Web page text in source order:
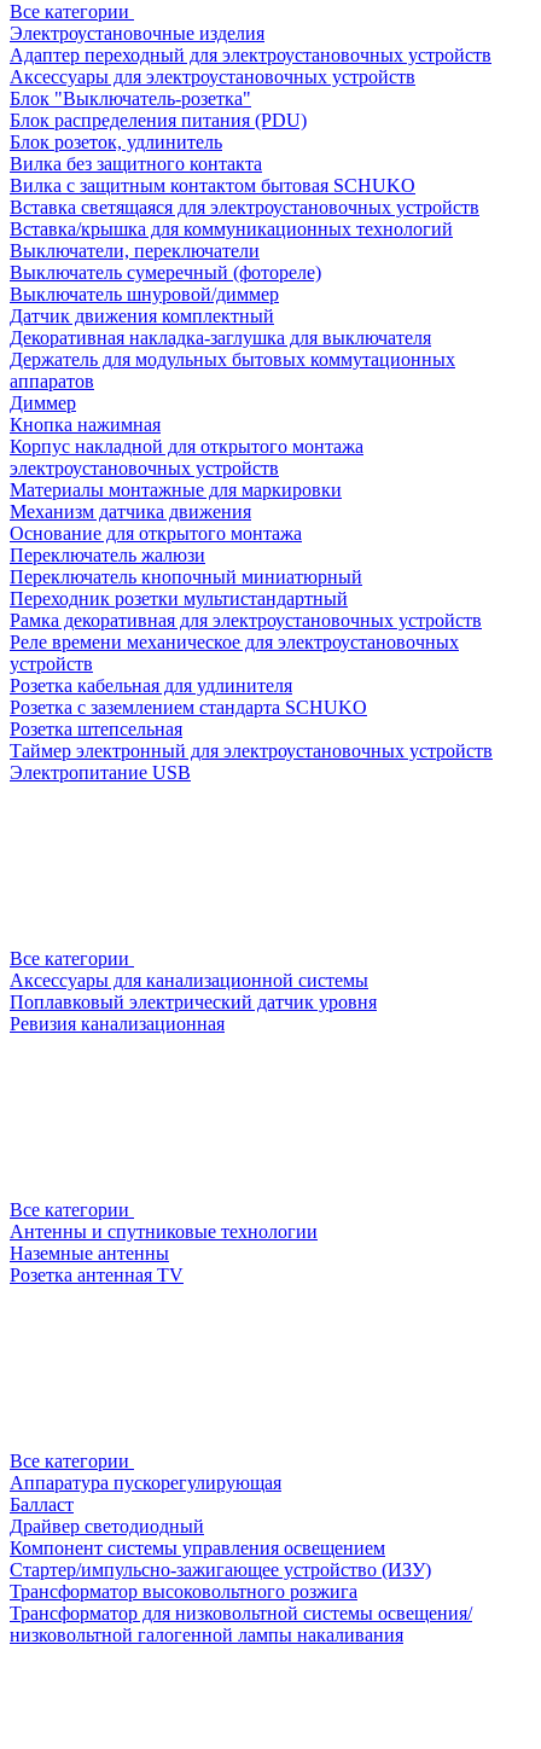
Все категории
Электроустановочные изделия
Адаптер переходный для электроустановочных устройств
Аксессуары для электроустановочных устройств
Блок "Выключатель-розетка"
Блок распределения питания (PDU)
Блок розеток, удлинитель
Вилка без защитного контакта
Вилка с защитным контактом бытовая SCHUKO
Вставка светящаяся для электроустановочных устройств
Вставка/крышка для коммуникационных технологий
Выключатели, переключатели
Выключатель сумеречный (фотореле)
Выключатель шнуровой/диммер
Датчик движения комплектный
Декоративная накладка-заглушка для выключателя
Держатель для модульных бытовых коммутационных
аппаратов
Диммер
Кнопка нажимная
Корпус накладной для открытого монтажа
электроустановочных устройств
Материалы монтажные для маркировки
Механизм датчика движения
Основание для открытого монтажа
Переключатель жалюзи
Переключатель кнопочный миниатюрный
Переходник розетки мультистандартный
Рамка декоративная для электроустановочных устройств
Реле времени механическое для электроустановочных
устройств
Розетка кабельная для удлинителя
Розетка с заземлением стандарта SCHUKO
Розетка штепсельная
Таймер электронный для электроустановочных устройств
Электропитание USB
Все категории
Аксессуары для канализационной системы
Поплавковый электрический датчик уровня
Ревизия канализационная
Все категории
Антенны и спутниковые технологии
Наземные антенны
Розетка антенная TV
Все категории
Аппаратура пускорегулирующая
Балласт
Драйвер светодиодный
Компонент системы управления освещением
Стартер/импульсно-зажигающее устройство (ИЗУ)
Трансформатор высоковольтного розжига
Трансформатор для низковольтной системы освещения/
низковольтной галогенной лампы накаливания